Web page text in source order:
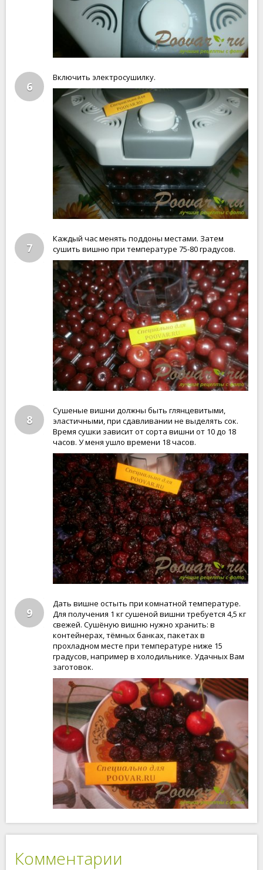
6
Включить электросушилку.
7
Каждый час менять поддоны местами. Затем
сушить вишню при температуре 75-80 градусов.
8
Сушеные вишни должны быть глянцевитыми,
эластичными, при сдавливании не выделять сок.
Время сушки зависит от сорта вишни от 10 до 18
часов. У меня ушло времени 18 часов.
9
Дать вишне остыть при комнатной температуре.
Для получения 1 кг сушеной вишни требуется 4,5 кг
свежей. Сушёную вишню нужно хранить: в
контейнерах, тёмных банках, пакетах в
прохладном месте при температуре ниже 15
градусов, например в холодильнике. Удачных Вам
заготовок.
Комментарии